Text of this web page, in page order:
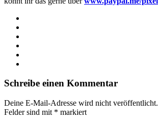
Schreibe einen Kommentar
Deine E-Mail-Adresse wird nicht veröffentlicht.
Felder sind mit * markiert